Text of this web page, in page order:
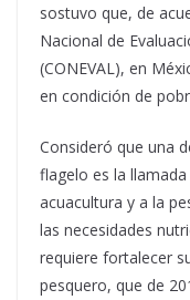
sostuvo que, de
Nacional de
(CONEVAL), en
en condición de
Consideró que una
flagelo es la llamada
acuacultura y a la
las necesidades
requiere fortalecer
pesquero, que de